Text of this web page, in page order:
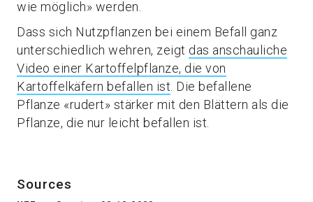
wie möglich» werden.
Dass sich Nutzpflanzen bei einem Befall ganz
unterschiedlich wehren, zeigt das anschauliche
Video einer Kartoffelpflanze, die von
Kartoffelkäfern befallen ist . Die befallene
Pflanze «rudert» stärker mit den Blättern als die
Pflanze, die nur leicht befallen ist.
Sources